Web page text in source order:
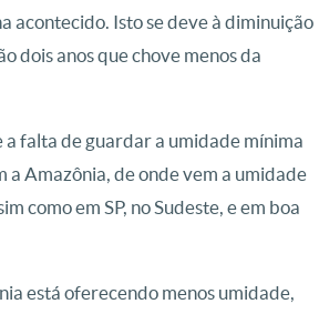
acontecido. Isto se deve à diminuição
dois anos que chove menos da
a falta de guardar a umidade mínima
a Amazônia, de onde vem a umidade
como em SP, no Sudeste, e em boa
está oferecendo menos umidade,